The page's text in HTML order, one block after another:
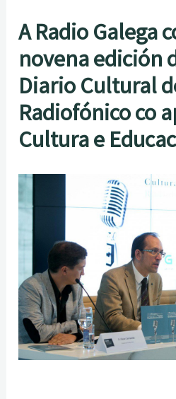
A Radio Galega
novena edición
Diario Cultural
Radiofónico co
Cultura e